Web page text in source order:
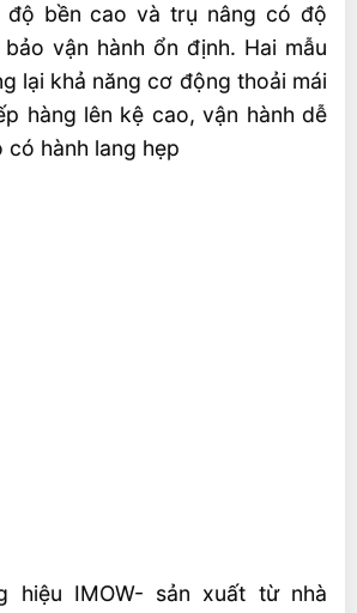
độ bền cao và trụ nâng có độ
vận hành ổn định. Hai mẫu
lại khả năng cơ động thoải mái
hàng lên kệ cao, vận hành dễ
hành lang hẹp
hiệu IMOW- sản xuất từ nhà